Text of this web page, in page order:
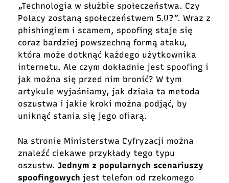
„Technologia w służbie społeczeństwa. Czy
Polacy zostaną społeczeństwem 5.0?”. Wraz z
phishingiem i scamem, spoofing staje się
coraz bardziej powszechną formą ataku,
która może dotknąć każdego użytkownika
internetu. Ale czym dokładnie jest spoofing i
jak można się przed nim bronić? W tym
artykule wyjaśniamy, jak działa ta metoda
oszustwa i jakie kroki można podjąć, by
uniknąć stania się jego ofiarą.
Na stronie Ministerstwa Cyfryzacji można
znaleźć ciekawe przykłady tego typu
oszustw. Jednym z popularnych scenariuszy
spoofingowych jest telefon od rzekomego